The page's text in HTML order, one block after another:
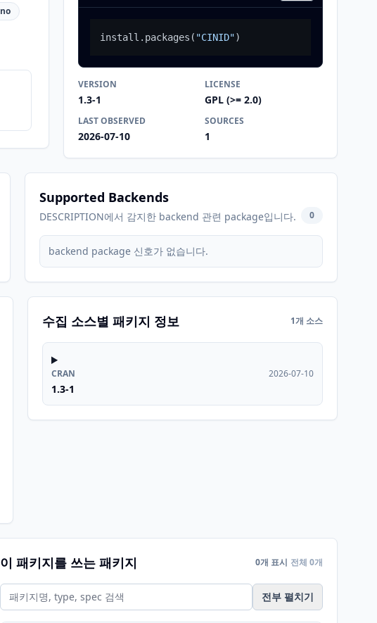
no
install.packages ( "CINID")
VERSION
1.3-1
LICENSE
GPL (>= 2.0)
LAST OBSERVED
2026-07-10
SOURCES
1
Supported Backends
DESCRIPTION에서 감지한 backend 관련 package입니다. 0
backend package 신호가 없습니다.
수집 소스별 패키지 정보 1개 소스
CRAN
1.3-1
2026-07-10
이 패키지를 쓰는 패키지 0개 표시 전체 0개
전부 펼치기